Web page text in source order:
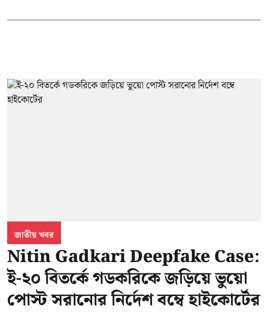
জাতীয় খবর
Nitin Gadkari Deepfake Case:
ই-২০ বিতর্কে গডকরিকে জড়িয়ে ভুয়ো
পোস্ট সরানোর নির্দেশ বম্বে হাইকোর্টের